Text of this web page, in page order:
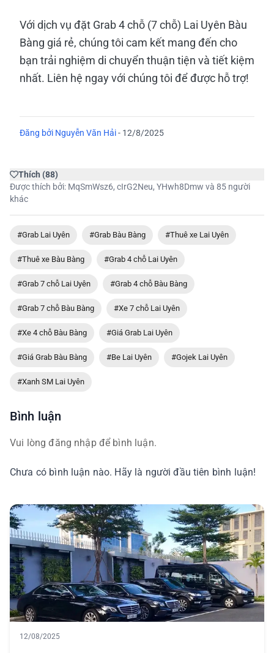
Với dịch vụ đặt Grab 4 chỗ (7 chỗ) Lai Uyên Bàu
Bàng giá rẻ, chúng tôi cam kết mang đến cho
bạn trải nghiệm di chuyển thuận tiện và tiết kiệm
nhất. Liên hệ ngay với chúng tôi để được hỗ trợ!
Đăng bởi Nguyễn Văn Hải- 12/8/2025
Thích (88)
Được thích bởi: MqSmWsz6, cIrG2Neu, YHwh8Dmw và 85 người
khác
#Grab Lai Uyên #Grab Bàu Bàng #Thuê xe Lai Uyên
#Thuê xe Bàu Bàng #Grab 4 chỗ Lai Uyên
#Grab 7 chỗ Lai Uyên #Grab 4 chỗ Bàu Bàng
#Grab 7 chỗ Bàu Bàng #Xe 7 chỗ Lai Uyên
#Xe 4 chỗ Bàu Bàng #Giá Grab Lai Uyên
#Giá Grab Bàu Bàng #Be Lai Uyên #Gojek Lai Uyên
#Xanh SM Lai Uyên
Bình luận
Vui lòng đăng nhập để bình luận.
Chưa có bình luận nào. Hãy là người đầu tiên bình luận!
12/08/2025